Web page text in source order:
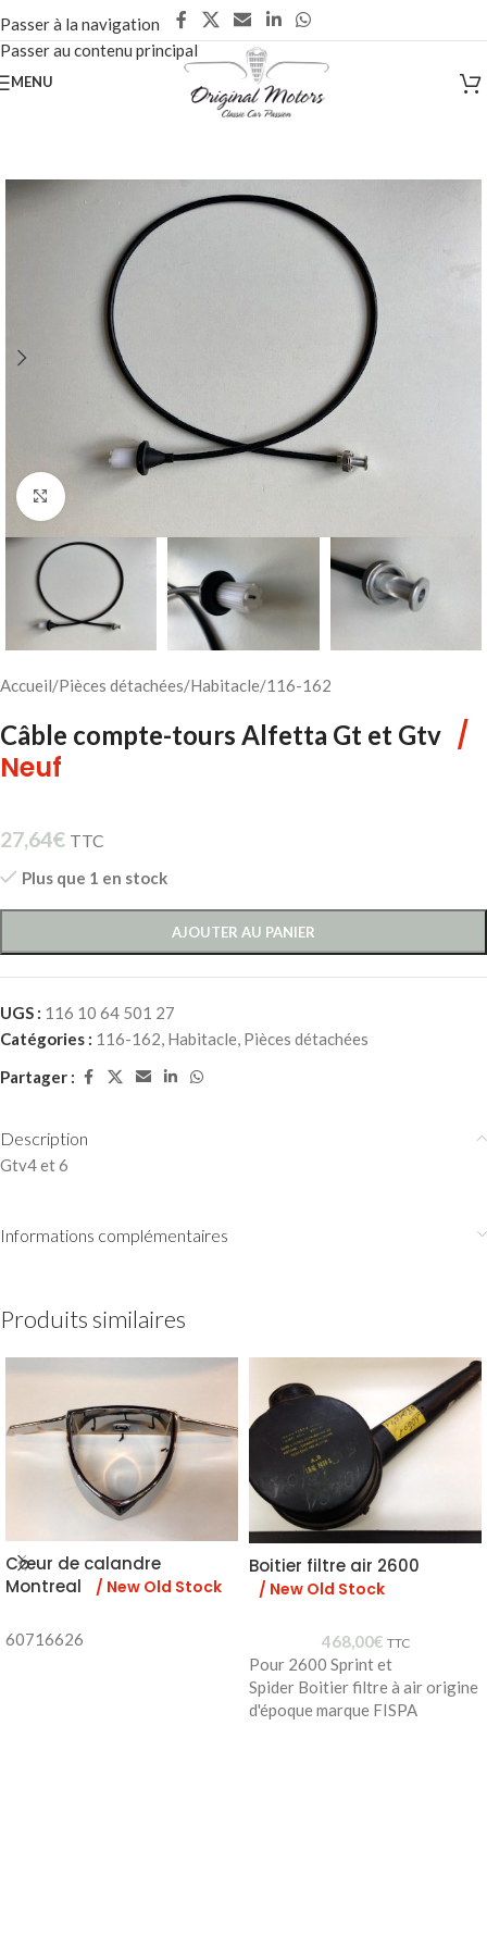
Passer à la navigation
Passer au contenu principal
MENU
Cliquez pour agrandir
Accueil/Pièces détachées/Habitacle/116-162
Câble compte-tours Alfetta Gt et Gtv /
Neuf
27,64€ TTC
Plus que 1 en stock
AJOUTER AU PANIER
UGS : 116 10 64 501 27
Catégories : 116-162, Habitacle, Pièces détachées
Partager :
Description
Gtv4 et 6
Informations complémentaires
Produits similaires
Cœur de calandre
Montreal
/ New Old Stock
60716626
Boitier filtre air 2600
/ New Old Stock
468,00€ TTC
Pour 2600 Sprint et
Spider Boitier filtre à air origine
d'époque marque FISPA